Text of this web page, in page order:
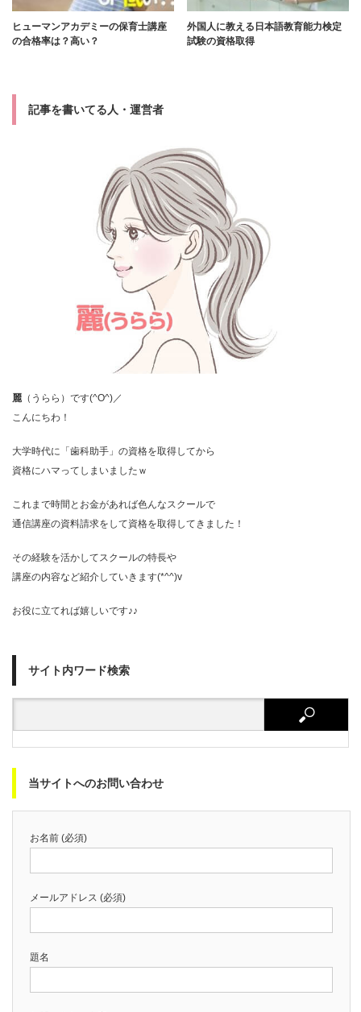
ヒューマンアカデミーの保育士講座
の合格率は？高い？
外国人に教える日本語教育能力検定
試験の資格取得
記事を書いてる人・運営者
麗 （うらら）です(^O^)／
こんにちわ！
大学時代に「歯科助手」の資格を取得してから
資格にハマってしまいましたｗ
これまで時間とお金があれば色んなスクールで
通信講座の資料請求をして資格を取得してきました！
その経験を活かしてスクールの特長や
講座の内容など紹介していきます(*^^)v
お役に立てれば嬉しいです♪♪
サイト内ワード検索
当サイトへのお問い合わせ
お名前 (必須)
メールアドレス (必須)
題名